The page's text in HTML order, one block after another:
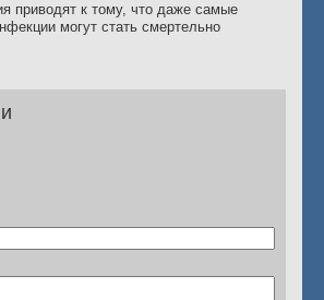
приводят к тому, что даже самые
могут стать смертельно